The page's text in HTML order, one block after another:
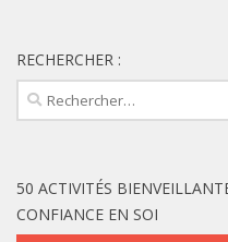
RECHERCHER :
Rechercher :
50 ACTIVITÉS
CONFIANCE EN SOI